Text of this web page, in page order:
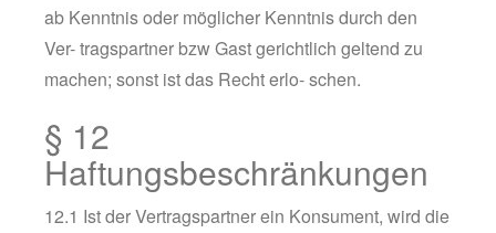
ab Kenntnis oder möglicher Kenntnis durch den
Ver- tragspartner bzw Gast gerichtlich geltend zu
machen; sonst ist das Recht erlo- schen.
§ 12
Haftungsbeschränkungen
12.1 Ist der Vertragspartner ein Konsument, wird die